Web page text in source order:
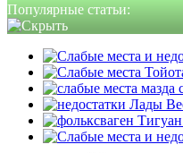
Популярные статьи: